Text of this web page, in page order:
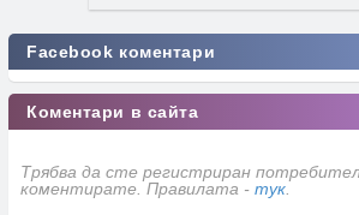
Facebook коментари
Коментари в сайта
Трябва да сте регистриран
коментирате. Правилата - тук